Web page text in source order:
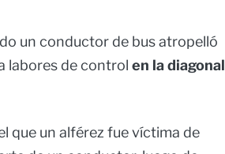
un conductor de bus atropelló
labores de control en la diagonal
que un alférez fue víctima de